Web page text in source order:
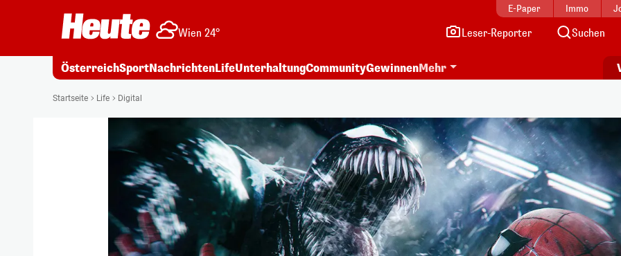
E-Paper Immo
Wien 24° Leser-Reporter Suchen
ÖsterreichSportNachrichtenLifeUnterhaltungCommunityGewinnenMehr
Startseite Life Digital